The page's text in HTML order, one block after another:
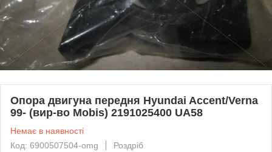
Опора двигуна передня Hyundai Accent/Verna
99- (вир-во Mobis) 2191025400 UA58
Немає в наявності
Код: 6900507504-omg
Роздріб